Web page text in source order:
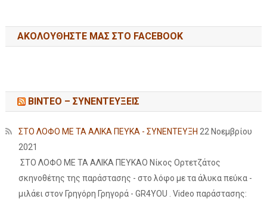
ΑΚΟΛΟΥΘΉΣΤΕ ΜΑΣ ΣΤΟ FACEBOOK
ΒΙΝΤΕΟ – ΣΥΝΕΝΤΕΥΞΕΙΣ
ΣΤΟ ΛΟΦΟ ΜΕ ΤΑ ΑΛΙΚΑ ΠΕΥΚΑ - ΣΥΝΕΝΤΕΥΞΗ 22 Νοεμβρίου
2021
ΣΤΟ ΛΟΦΟ ΜΕ ΤΑ ΑΛΙΚΑ ΠΕΥΚΑΟ Νίκος Ορτετζάτος
σκηνοθέτης της παράστασης - στο λόφο με τα άλυκα πεύκα -
μιλάει στον Γρηγόρη Γρηγορά - GR4YOU . Video παράστασης: